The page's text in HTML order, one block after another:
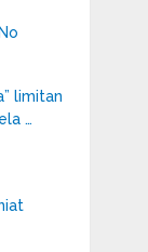
No
limitan
…